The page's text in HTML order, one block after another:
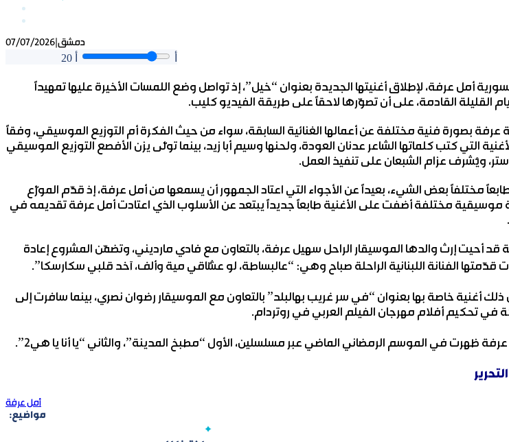
07/07/2026 دمشق
20
أمل عرفة، لإطلاق أغنيتها الجديدة بعنوان “خيل”، إذ تواصل وضع اللمسات الأخيرة عليها تمهيداً
القليلة القادمة، على أن تصوّرها لاحقاً على طريقة الفيديو كليب.
عرفة بصورة فنية مختلفة عن أعمالها الغنائية السابقة، سواء من حيث الفكرة أم التوزيع الموسيقي، وفقاً
التي كتب كلماتها الشاعر عدنان العودة، ولحنها وسيم أبا زيد، بينما تولّى يزن الأفصع التوزيع الموسيقي
ويُشرف عزام الشبعان على تنفيذ العمل.
مختلفاً بعض الشيء، بعيداً عن الأجواء التي اعتاد الجمهور أن يسمعها من أمل عرفة، إذ قدّم الموزّع
موسيقية مختلفة أضفت على الأغنية طابعاً جديداً يبتعد عن الأسلوب الذي اعتادت أمل عرفة تقديمه في
قد أحيت إرث والدها الموسيقار الراحل سهيل عرفة، بالتعاون مع فادي مارديني، وتضمّن المشروع إعادة
قدّمتها الفنانة اللبنانية الراحلة صباح وهي: “عالبساطة، لو عشّاقي مية وألف، آخد قلبي سكارسكا”.
أغنية خاصة بها بعنوان “في سر غريب بهالبلد” بالتعاون مع الموسيقار رضوان نصري، بينما سافرت إلى
في تحكيم أفلام مهرجان الفيلم العربي في روتردام.
عرفة ظهرت في الموسم الرمضاني الماضي عبر مسلسلين، الأول “مطبخ المدينة”، والثاني “يا أنا يا هي2”.
أمل عرفة
مواضيع: